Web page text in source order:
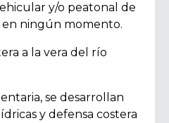
y/o peatonal de
ningún momento.
a la vera del río
se desarrollan
y defensa costera